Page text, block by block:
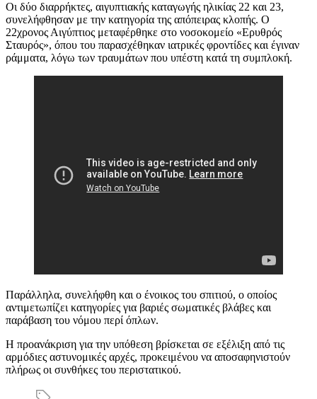
Οι δύο διαρρήκτες, αιγυπτιακής καταγωγής ηλικίας 22 και 23,
συνελήφθησαν με την κατηγορία της απόπειρας κλοπής. Ο
22χρονος Αιγύπτιος μεταφέρθηκε στο νοσοκομείο «Ερυθρός
Σταυρός», όπου του παρασχέθηκαν ιατρικές φροντίδες και έγιναν
ράμματα, λόγω των τραυμάτων που υπέστη κατά τη συμπλοκή.
Παράλληλα, συνελήφθη και ο ένοικος του σπιτιού, ο οποίος
αντιμετωπίζει κατηγορίες για βαριές σωματικές βλάβες και
παράβαση του νόμου περί όπλων.
Η προανάκριση για την υπόθεση βρίσκεται σε εξέλιξη από τις
αρμόδιες αστυνομικές αρχές, προκειμένου να αποσαφηνιστούν
πλήρως οι συνθήκες του περιστατικού.